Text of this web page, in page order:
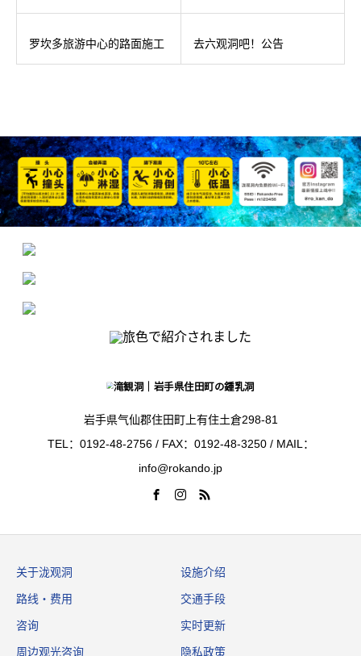
罗坎多旅游中心的路面施工 去六观洞吧！公告
岩手県气仙郡住田町上有住土倉298-81
TEL：0192-48-2756 / FAX：0192-48-3250 / MAIL：
info@rokando.jp
关于泷观洞 设施介绍
路线・费用 交通手段
咨询 实时更新
周边观光咨询 隐私政策